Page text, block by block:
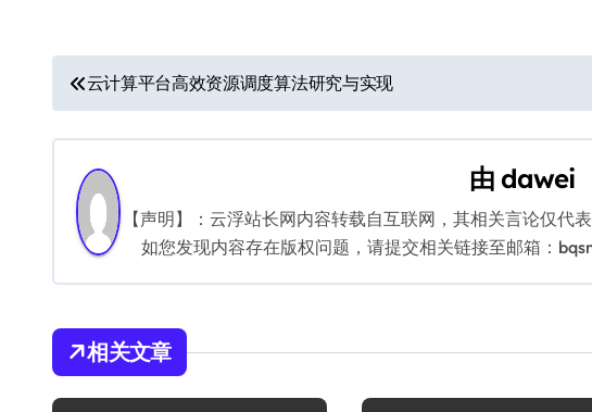
文
章
导
航
云计算平台高效资源调度算法研究与实现
由 dawei
【声明】：云浮站长网内容转载自互联网，其相关言论仅代
如您发现内容存在版权问题，请提交相关链接至邮箱：
相关文章